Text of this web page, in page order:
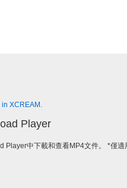
XCREAM.
Player
Player中下載和查看MP4文件。 *僅適